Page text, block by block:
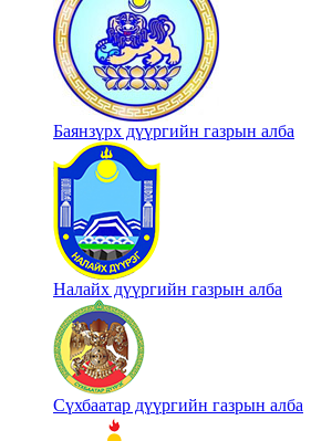
Баянзүрх дүүргийн газрын алба
Налайх дүүргийн газрын алба
Сүхбаатар дүүргийн газрын алба